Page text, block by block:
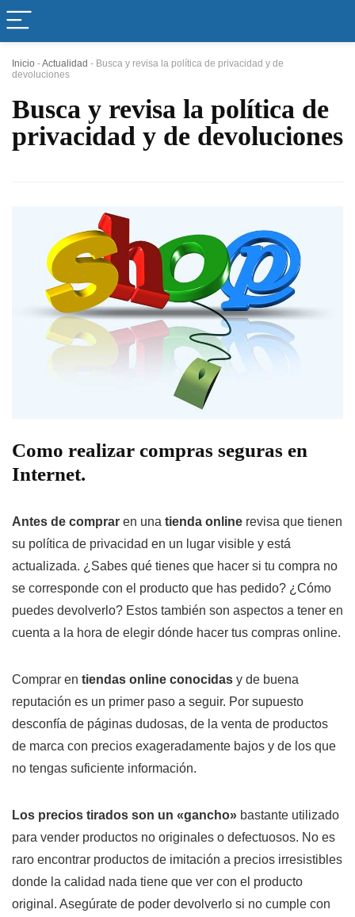
Inicio -Actualidad - Busca y revisa la política de privacidad y de
devoluciones
Busca y revisa la política de
privacidad y de devoluciones
Como realizar compras seguras en
Internet.
Antes de comprar en una tienda online revisa que tienen
su política de privacidad en un lugar visible y está
actualizada. ¿Sabes qué tienes que hacer si tu compra no
se corresponde con el producto que has pedido? ¿Cómo
puedes devolverlo? Estos también son aspectos a tener en
cuenta a la hora de elegir dónde hacer tus compras online.
Comprar en tiendas online conocidas y de buena
reputación es un primer paso a seguir. Por supuesto
desconfía de páginas dudosas, de la venta de productos
de marca con precios exageradamente bajos y de los que
no tengas suficiente información.
Los precios tirados son un «gancho» bastante utilizado
para vender productos no originales o defectuosos. No es
raro encontrar productos de imitación a precios irresistibles
donde la calidad nada tiene que ver con el producto
original. Asegúrate de poder devolverlo si no cumple con